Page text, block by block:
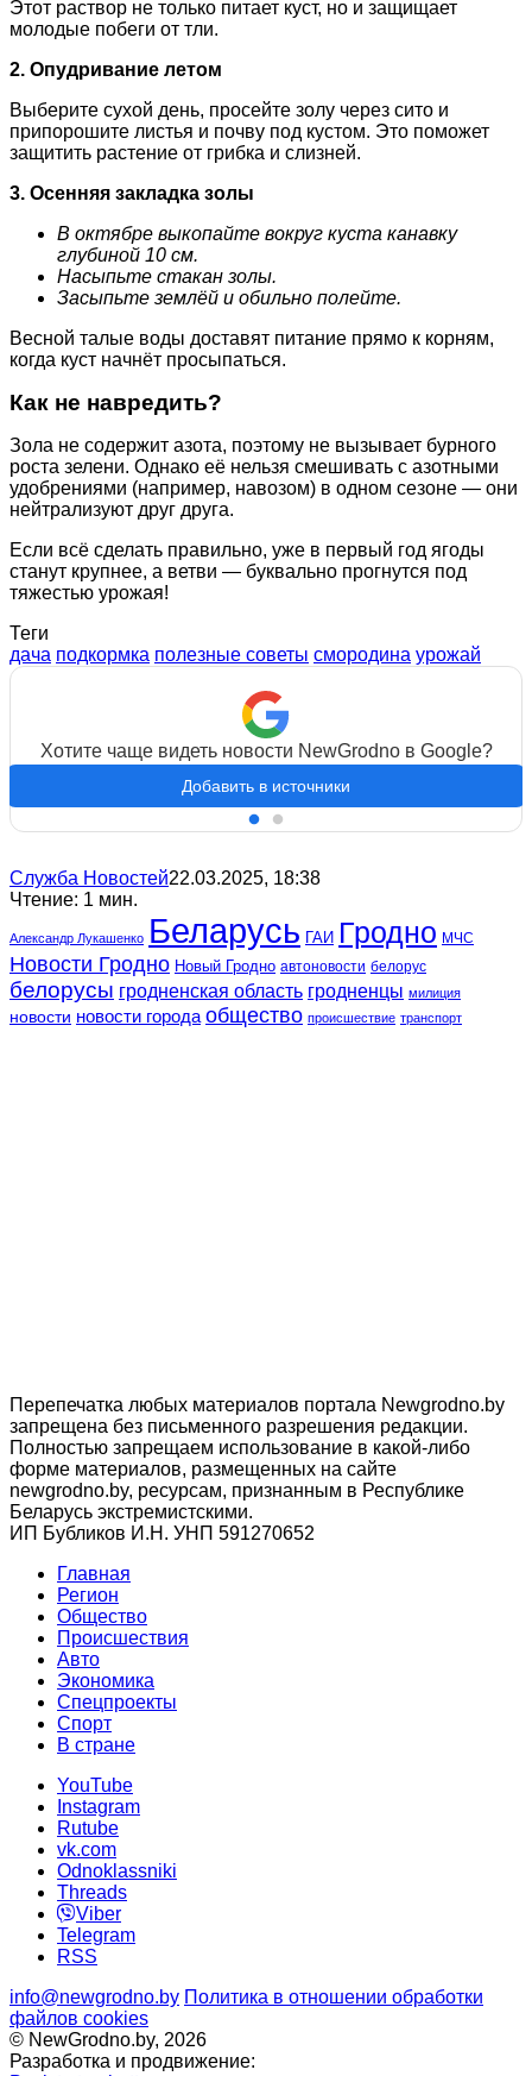
Этот раствор не только питает куст, но и защищает
молодые побеги от тли.
2. Опудривание летом
Выберите сухой день, просейте золу через сито и
припорошите листья и почву под кустом. Это поможет
защитить растение от грибка и слизней.
3. Осенняя закладка золы
В октябре выкопайте вокруг куста канавку
глубиной 10 см.
Насыпьте стакан золы.
Засыпьте землёй и обильно полейте.
Весной талые воды доставят питание прямо к корням,
когда куст начнёт просыпаться.
Как не навредить?
Зола не содержит азота, поэтому не вызывает бурного
роста зелени. Однако её нельзя смешивать с азотными
удобрениями (например, навозом) в одном сезоне — они
нейтрализуют друг друга.
Если всё сделать правильно, уже в первый год ягоды
станут крупнее, а ветви — буквально прогнутся под
тяжестью урожая!
Теги
дача подкормка полезные советы смородина урожай
Хотите чаще видеть новости NewGrodno в Google?
Добавить в источники
Служба Новостей22.03.2025, 18:38
Чтение: 1 мин.
Александр Лукашенко Беларусь ГАИ Гродно МЧС
Новости Гродно Новый Гродно автоновости белорус
белорусы гродненская область гродненцы милиция
новости новости города общество происшествие транспорт
Перепечатка любых материалов портала Newgrodno.by
запрещена без письменного разрешения редакции.
Полностью запрещаем использование в какой-либо
форме материалов, размещенных на сайте
newgrodno.by, ресурсам, признанным в Республике
Беларусь экстремистскими.
ИП Бубликов И.Н. УНП 591270652
Главная
Регион
Общество
Происшествия
Авто
Экономика
Спецпроекты
Cпорт
В стране
YouTube
Instagram
Rutube
vk.com
Odnoklassniki
Threads
Viber
Telegram
RSS
info@newgrodno.by Политика в отношении обработки
файлов cookies
© NewGrodno.by, 2026
Разработка и продвижение: